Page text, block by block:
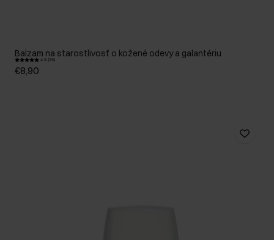
Balzam na starostlivosť o kožené odevy a galantériu
4.9 (29)
€8,90